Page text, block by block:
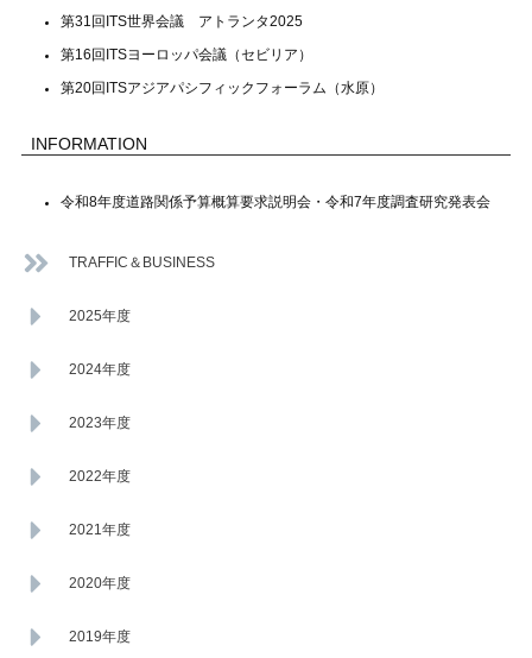
第31回ITS世界会議 アトランタ2025
第16回ITSヨーロッパ会議（セビリア）
第20回ITSアジアパシフィックフォーラム（水原）
INFORMATION
令和8年度道路関係予算概算要求説明会・令和7年度調査研究発表会
TRAFFIC＆BUSINESS
2025年度
2024年度
2023年度
2022年度
2021年度
2020年度
2019年度